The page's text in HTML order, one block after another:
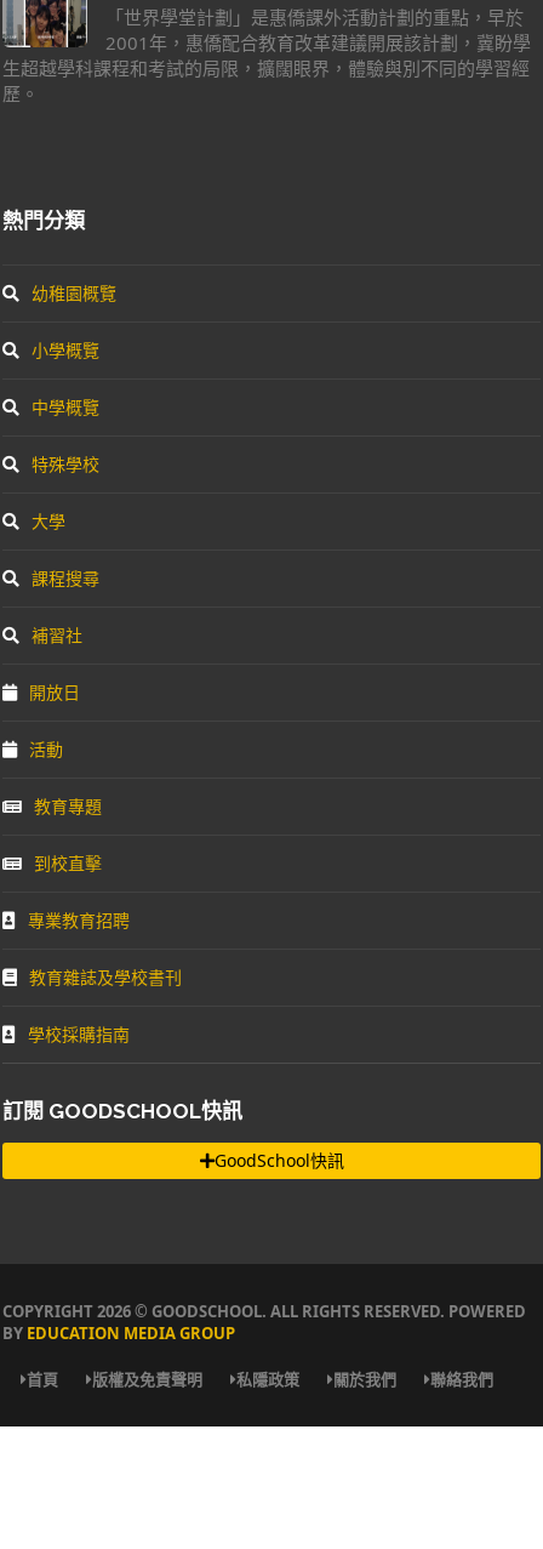
「世界學堂計劃」是惠僑課外活動計劃的重點，早於
2001年，惠僑配合教育改革建議開展該計劃，冀盼學
生超越學科課程和考試的局限，擴闊眼界，體驗與別不同的學習經
歷。
熱門分類
幼稚園概覽
小學概覽
中學概覽
特殊學校
大學
課程搜尋
補習社
開放日
活動
教育專題
到校直擊
專業教育招聘
教育雜誌及學校書刊
學校採購指南
訂閱 GOODSCHOOL快訊
GoodSchool快訊
COPYRIGHT 2026 © GOODSCHOOL. ALL RIGHTS RESERVED. POWERED
BY EDUCATION MEDIA GROUP
首頁 版權及免責聲明 私隱政策 關於我們 聯絡我們